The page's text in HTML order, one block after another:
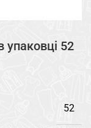
упаковці 52
52